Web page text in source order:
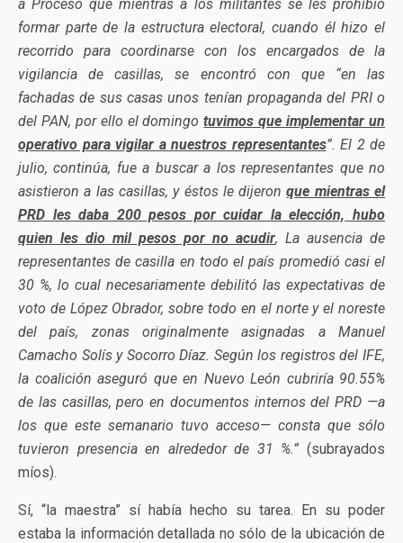
a Proceso que mientras a los militantes se les prohibió
formar parte de la estructura electoral, cuando él hizo el
recorrido para coordinarse con los encargados de la
vigilancia de casillas, se encontró con que “en las
fachadas de sus casas unos tenían propaganda del PRI o
del PAN, por ello el domingotuvimos que implementar un
operativo para vigilar a nuestros representantes”. El 2 de
julio, continúa, fue a buscar a los representantes que no
asistieron a las casillas, y éstos le dijeronque mientras el
PRD les daba 200 pesos por cuidar la elección, hubo
quien les dio mil pesos por no acudir, La ausencia de
representantes de casilla en todo el país promedió casi el
30 %, lo cual necesariamente debilitó las expectativas de
voto de López Obrador, sobre todo en el norte y el noreste
del país, zonas originalmente asignadas a Manuel
Camacho Solís y Socorro Díaz. Según los registros del IFE,
la coalición aseguró que en Nuevo León cubriría 90.55%
de las casillas, pero en documentos internos del PRD —a
los que este semanario tuvo acceso— consta que sólo
tuvieron presencia en alrededor de 31 %.” (subrayados
míos).
Sí, “la maestra” sí había hecho su tarea. En su poder
estaba la información detallada no sólo de la ubicación de